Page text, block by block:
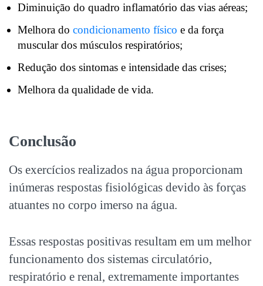
Diminuição do quadro inflamatório das vias aéreas;
Melhora do condicionamento físico e da força
muscular dos músculos respiratórios;
Redução dos sintomas e intensidade das crises;
Melhora da qualidade de vida.
Conclusão
Os exercícios realizados na água proporcionam
inúmeras respostas fisiológicas devido às forças
atuantes no corpo imerso na água.
Essas respostas positivas resultam em um melhor
funcionamento dos sistemas circulatório,
respiratório e renal, extremamente importantes